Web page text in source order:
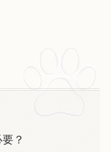
？